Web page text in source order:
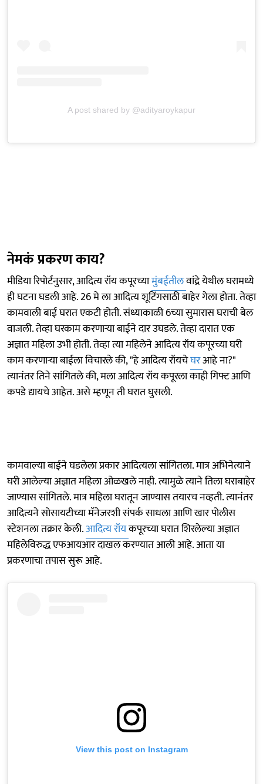
A post shared by @adityaroykapur
नेमकं प्रकरण काय?
मीडिया रिपोर्टनुसार, आदित्य रॉय कपूरच्यामुंबईतीलवांद्रे येथील घरामध्ये
ही घटना घडली आहे. 26 मे ला आदित्य शूटिंगसाठी बाहेर गेला होता. तेव्हा
कामवाली बाई घरात एकटी होती. संध्याकाळी 6च्या सुमारास घराची बेल
वाजली. तेव्हा घरकाम करणाऱ्या बाईने दार उघडले. तेव्हा दारात एक
अज्ञात महिला उभी होती. तेव्हा त्या महिलेने आदित्य रॉय कपूरच्या घरी
काम करणाऱ्या बाईला विचारले की, "हे आदित्य रॉयचेघरआहे ना?"
त्यानंतर तिने सांगितले की, मला आदित्य रॉय कपूरला काही गिफ्ट आणि
कपडे द्यायचे आहेत. असे म्हणून ती घरात घुसली.
कामवाल्या बाईने घडलेला प्रकार आदित्यला सांगितला. मात्र अभिनेत्याने
घरी आलेल्या अज्ञात महिला ओळखले नाही. त्यामुळे त्याने तिला घराबाहेर
जाण्यास सांगितले. मात्र महिला घरातून जाण्यास तयारच नव्हती. त्यानंतर
आदित्यने सोसायटीच्या मॅनेजरशी संपर्क साधला आणि खार पोलीस
स्टेशनला तक्रार केली.आदित्य रॉयकपूरच्या घरात शिरलेल्या अज्ञात
महिलेविरुद्ध एफआयआर दाखल करण्यात आली आहे. आता या
प्रकरणाचा तपास सुरू आहे.
View this post on Instagram